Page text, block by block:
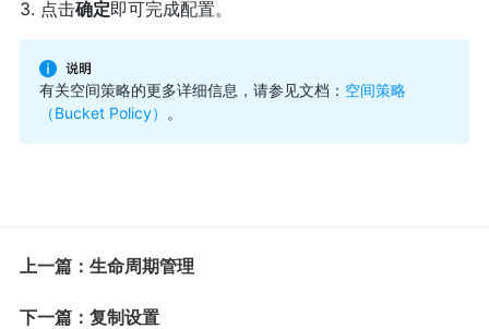
3. 点击确定即可完成配置。
有关空间策略的更多详细信息，请参见文档： 空间策略
（Bucket Policy）
。
上一篇：生命周期管理
下一篇：复制设置